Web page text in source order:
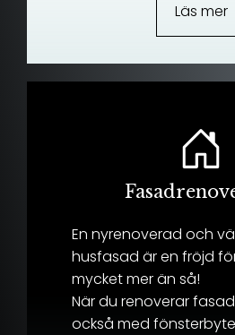
Läs mer
En nyrenoverad och
husfasad är en fröjd
mycket mer än så!
När du renoverar
också med